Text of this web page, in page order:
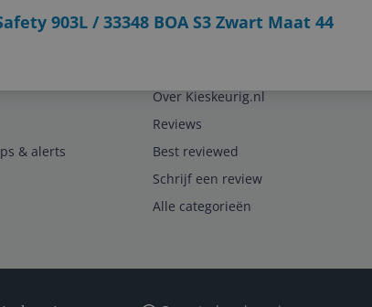
903L / 33348 BOA S3 Zwart Maat 44
& alerts
Over Kieskeurig.nl
Reviews
Best reviewed
Schrijf een review
Alle categorieën